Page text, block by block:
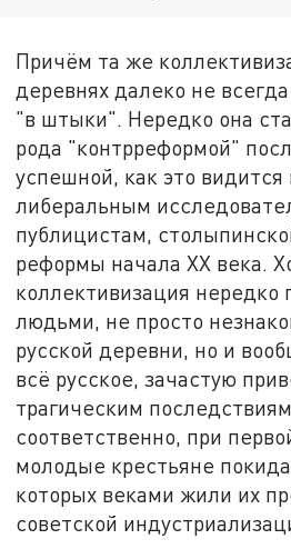
Причём та же
деревнях далеко не
"в штыки". Нередко она
рода "контрреформой"
успешной, как это
либеральным
публицистам,
реформы начала XX века.
коллективизация нередко
людьми, не просто
русской деревни, но и
всё русское, зачастую
трагическим
соответственно, при
молодые крестьяне
которых веками жили их
советской